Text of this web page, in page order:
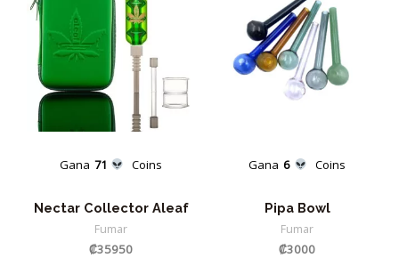
Gana 71 Coins
Nectar Collector Aleaf
Fumar
₡35950
Gana 6 Coins
Pipa Bowl
Fumar
₡3000